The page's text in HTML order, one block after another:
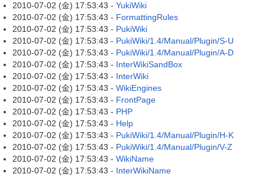
2010-07-02 (金) 17:53:43 - YukiWiki
2010-07-02 (金) 17:53:43 - FormattingRules
2010-07-02 (金) 17:53:43 - PukiWiki
2010-07-02 (金) 17:53:43 - PukiWiki/1.4/Manual/Plugin/S-U
2010-07-02 (金) 17:53:43 - PukiWiki/1.4/Manual/Plugin/A-D
2010-07-02 (金) 17:53:43 - InterWikiSandBox
2010-07-02 (金) 17:53:43 - InterWiki
2010-07-02 (金) 17:53:43 - WikiEngines
2010-07-02 (金) 17:53:43 - FrontPage
2010-07-02 (金) 17:53:43 - PHP
2010-07-02 (金) 17:53:43 - Help
2010-07-02 (金) 17:53:43 - PukiWiki/1.4/Manual/Plugin/H-K
2010-07-02 (金) 17:53:43 - PukiWiki/1.4/Manual/Plugin/V-Z
2010-07-02 (金) 17:53:43 - WikiName
2010-07-02 (金) 17:53:43 - InterWikiName